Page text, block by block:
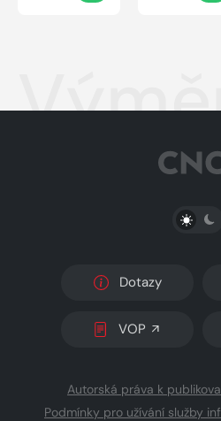
Dotazy
VOP
Autorská práva k
Podmínky pro užívání služby